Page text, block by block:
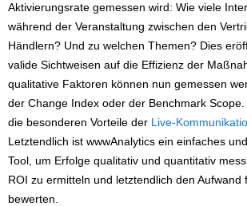
Aktivierungsrate gemessen wird: Wie viele
während der Veranstaltung zwischen den
Händlern? Und zu welchen Themen? Dies
valide Sichtweisen auf die Effizienz der
qualitative Faktoren können nun gemessen
der Change Index oder der Benchmark
die besonderen Vorteile der Live-
Letztendlich ist wwwAnalytics ein einfaches
Tool, um Erfolge qualitativ und quantitativ
ROI zu ermitteln und letztendlich den Aufwand
bewerten.